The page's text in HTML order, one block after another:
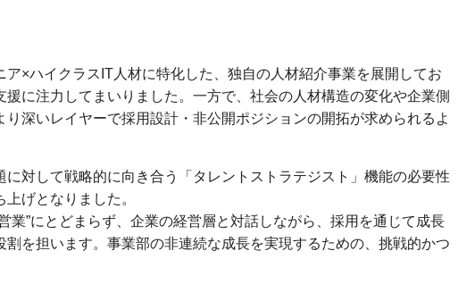
ア×ハイクラスIT人材に特化した、独自の人材紹介事業を展開してお
援に注力してまいりました。一方で、社会の人材構造の変化や企業側
り深いレイヤーで採用設計・非公開ポジションの開拓が求められるよ
に対して戦略的に向き合う「タレントストラテジスト」機能の必要性
げとなりました。
業”にとどまらず、企業の経営層と対話しながら、採用を通じて成長
割を担います。事業部の非連続な成長を実現するための、挑戦的かつ